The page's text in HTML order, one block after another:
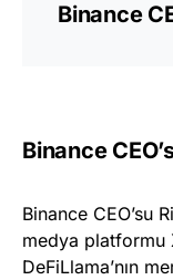
Binance
Binance
Binance CEO’su
medya platformu
DeFiLlama’nın